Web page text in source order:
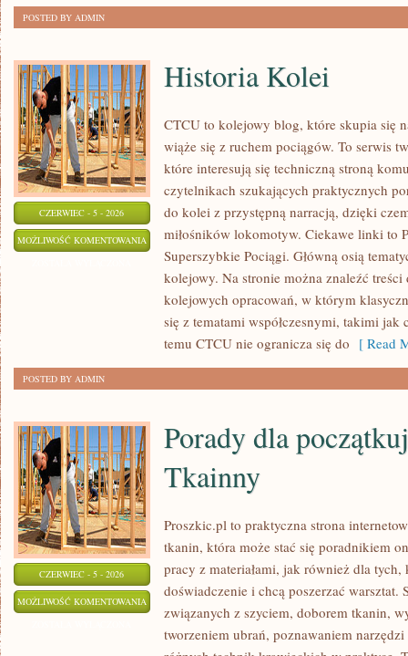
POSTED BY ADMIN
CZERWIEC - 5 - 2026
MOŻLIWOŚĆ KOMENTOWANIA HISTORIA
KOLEI
Historia Kolei
CTCU to kolejowy blog, które skupia się
wiąże się z ruchem pociągów. To serwis
które interesują się techniczną stroną
czytelnikach szukających praktycznych
do kolei z przystępną narracją, dzięki
miłośników lokomotyw. Ciekawe linki to
Superszybkie Pociągi. Główną osią
kolejowy. Na stronie można znaleźć
kolejowych opracowań, w którym
się z tematami współczesnymi, takimi
temu CTCU nie ogranicza się do [ Read
POSTED BY ADMIN
CZERWIEC - 5 - 2026
MOŻLIWOŚĆ KOMENTOWANIA
Porady dla
Tkainny
Proszkic.pl to praktyczna strona
tkanin, która może stać się poradnikiem
pracy z materiałami, jak również dla
doświadczenie i chcą poszerzać warsztat.
związanych z szyciem, doborem tkanin,
tworzeniem ubrań, poznawaniem